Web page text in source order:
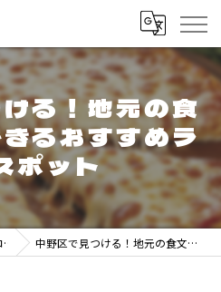
る！地元の食
るおすすめラ
ポット
中野区で見つける！地元の食文化を堪能できるおすすめランチスポット